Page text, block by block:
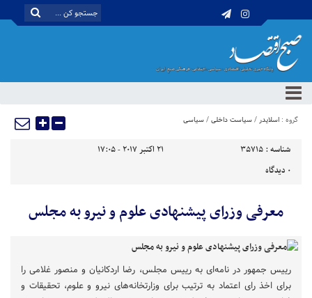
گروه : اسلایدر/سیاست داخلی/سیاسی
شناسه : 35715
21 اکتبر 2017 - 17:05
0 دیدگاه
معرفی وزرای پیشنهادی علوم و نیرو به مجلس
رییس جمهور در نامه‌ای به رییس مجلس، رضا اردکانیان و منصور غلامی را
برای اخذ رای اعتماد به ترتیب برای وزارتخانه‌های نیرو و علوم، تحقیقات و